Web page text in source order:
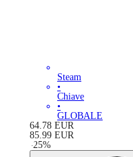
Steam
•
Chiave
•
GLOBALE
64.78 EUR
85.99 EUR
-25%